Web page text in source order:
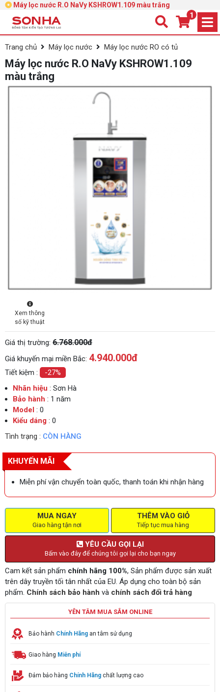
Máy lọc nước R.O NaVy KSHROW1.109 màu trắng
1
Trang chủ Máy lọc nước Máy lọc nước RO có tủ
Máy lọc nước R.O NaVy KSHROW1.109
màu trắng
Xem thông
số kỹ thuật
Giá thị trường: 6.768.000đ
Giá khuyến mại miền Bắc: 4.940.000đ
Tiết kiệm :
-27%
Nhãn hiệu : Sơn Hà
Bảo hành : 1 năm
Model : 0
Kiểu dáng : 0
Tình trạng : CÒN HÀNG
KHUYẾN MÃI
Miễn phí vận chuyển toàn quốc, thanh toán khi nhận hàng
MUA NGAY
Giao hàng tận nơi
THÊM VÀO GIỎ
Tiếp tục mua hàng
YÊU CẦU GỌI LẠI
Bấm vào đây để chúng tôi gọi lại cho bạn ngay
Cam kết sản phẩm chính hãng 100%, Sản phẩm được sản xuất
trên dây truyền tối tân nhất của EU. Áp dụng cho toàn bộ sản
phẩm. Chính sách bảo hành và chính sách đổi trả hàng
YÊN TÂM MUA SẮM ONLINE
Bảo hành Chính Hãng an tâm sử dụng
Giao hàng Miễn phí
Đảm bảo hàng Chính Hãng chất lượng cao